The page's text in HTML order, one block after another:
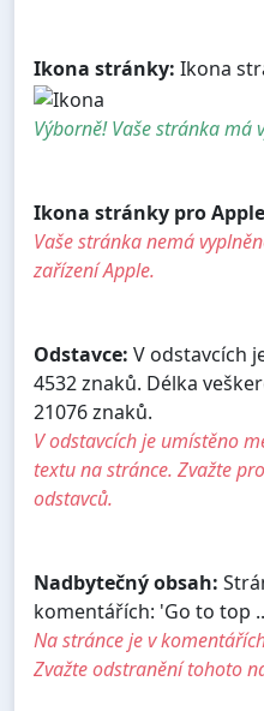
Ikona stránky: Ikona
Výborně! Vaše stránka má
Ikona stránky pro
Vaše stránka nemá
zařízení Apple.
Odstavce: V odstavcích
4532 znaků. Délka
21076 znaků.
V odstavcích je umístěno
textu na stránce. Zvažte
odstavců.
Nadbytečný obsah:
komentářích: 'Go to top
Na stránce je v
Zvažte odstranění tohoto